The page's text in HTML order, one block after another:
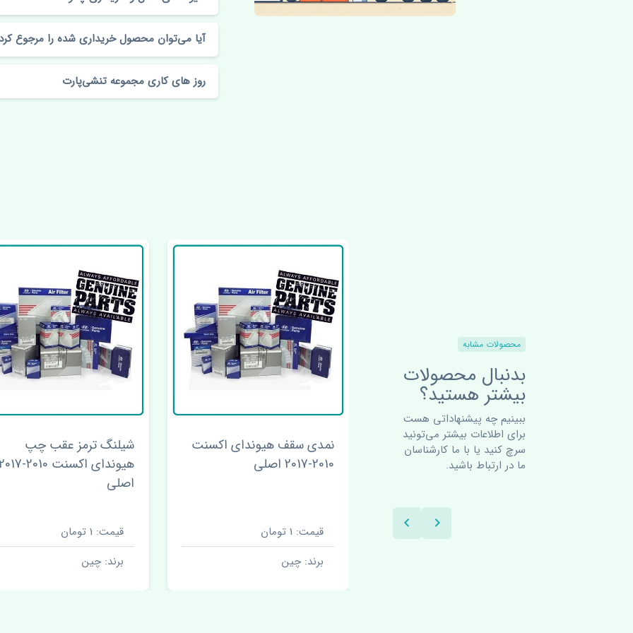
آیا می‌توان محصول خریداری شده را مرجوع
روز های کاری مجموعه تنشی‌پارت
محصولات مشابه
بدنبال محصولات
بیشتر هستید؟
ببینیم چه پیشنهاداتی هست
برای اطلاعات بیشتر می‌تونید
سرچ کنید یا با ما کارشناسان
ما در ارتباط باشید.
بلبرینگ چرخ جلو هیوندای
اکسنت 2010-2017 چین
نمدی سقف هیوندای اکسنت
2010-2017 اصلی
قیمت: 1 تومان
برند: چین
شیلنگ ترمز عقب چپ
هیوندای اکسنت
اصلی
قیمت: 1 تومان
برند: چین